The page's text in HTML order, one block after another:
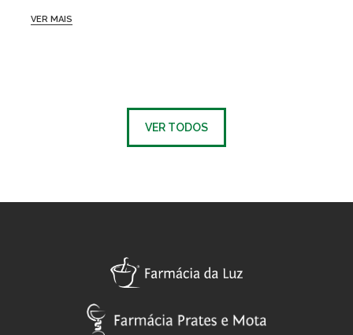
VER MAIS
VER TODOS